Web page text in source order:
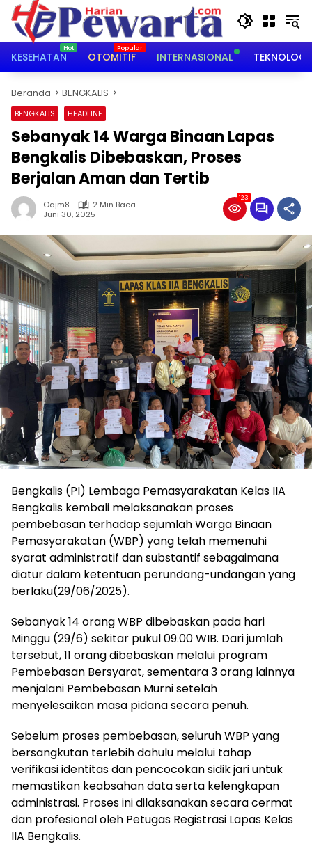
Langsung
konten
KESEHATAN
OTOMITIF INTERNASIONAL TEKNOLOGI
Beranda BENGKALIS
BENGKALIS HEADLINE
Sebanyak 14 Warga Binaan Lapas
Bengkalis Dibebaskan, Proses
Berjalan Aman dan Tertib
Oajm8
2 Min Baca
Juni 30, 2025
123
Bengkalis (PI) Lembaga Pemasyarakatan Kelas IIA
Bengkalis kembali melaksanakan proses
pembebasan terhadap sejumlah Warga Binaan
Pemasyarakatan (WBP) yang telah memenuhi
syarat administratif dan substantif sebagaimana
diatur dalam ketentuan perundang-undangan yang
berlaku(29/06/2025).
Sebanyak 14 orang WBP dibebaskan pada hari
Minggu (29/6) sekitar pukul 09.00 WIB. Dari jumlah
tersebut, 11 orang dibebaskan melalui program
Pembebasan Bersyarat, sementara 3 orang lainnya
menjalani Pembebasan Murni setelah
menyelesaikan masa pidana secara penuh.
Sebelum proses pembebasan, seluruh WBP yang
bersangkutan terlebih dahulu melalui tahap
verifikasi identitas dan pencocokan sidik jari untuk
memastikan keabsahan data serta kelengkapan
administrasi. Proses ini dilaksanakan secara cermat
dan profesional oleh Petugas Registrasi Lapas Kelas
IIA Bengkalis.